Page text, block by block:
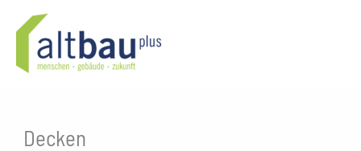
Inhalt
springen
Decken